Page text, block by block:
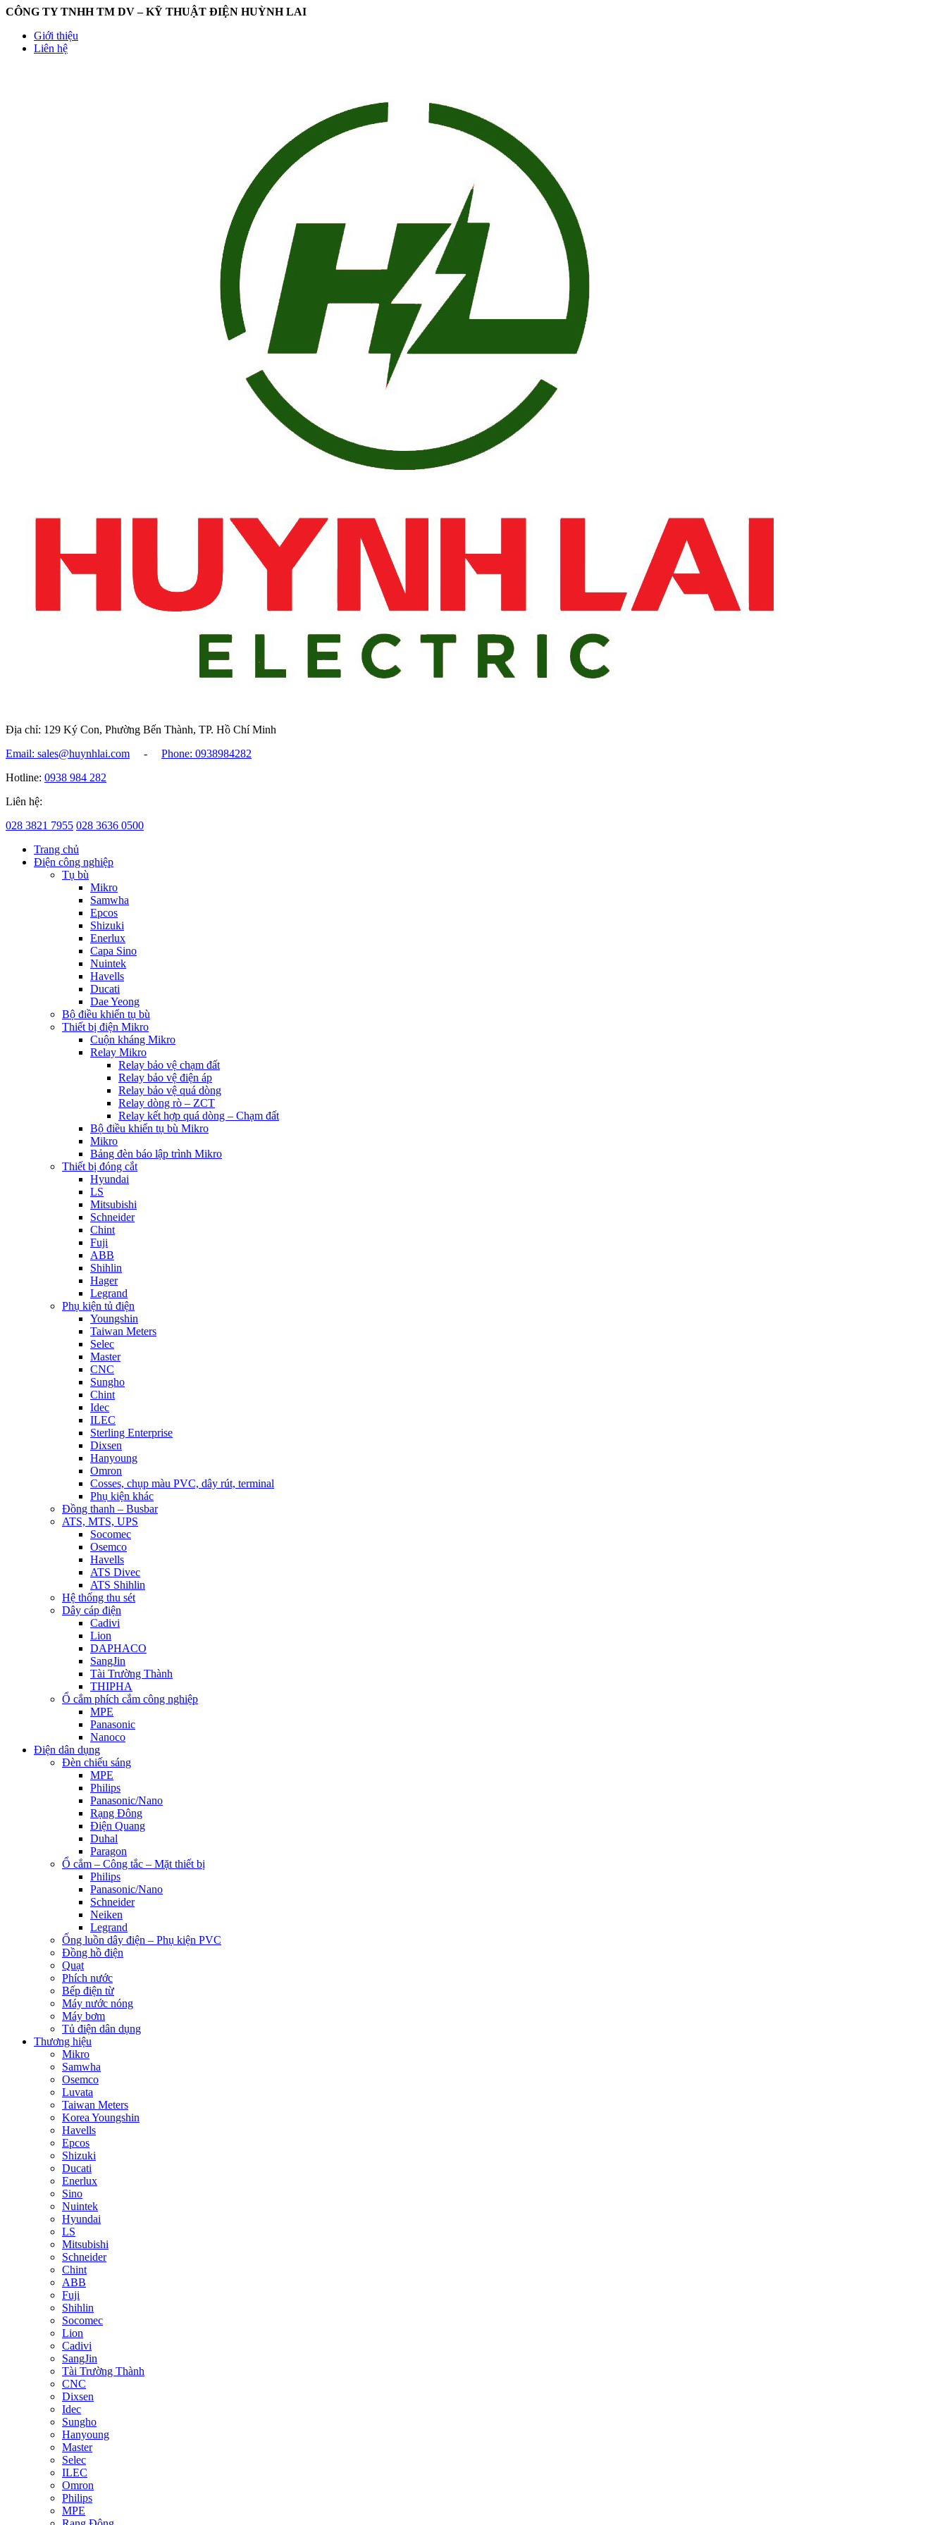
CÔNG TY TNHH TM DV – KỸ THUẬT ĐIỆN HUỲNH LAI
Giới thiệu
Liên hệ
Địa chỉ: 129 Ký Con, Phường Bến Thành, TP. Hồ Chí Minh
Email: sales@huynhlai.com
-
Phone: 0938984282
Hotline: 0938 984 282
Liên hệ:
028 3821 7955 028 3636 0500
Trang chủ
Điện công nghiệp
Tụ bù
Mikro
Samwha
Epcos
Shizuki
Enerlux
Capa Sino
Nuintek
Havells
Ducati
Dae Yeong
Bộ điều khiển tụ bù
Thiết bị điện Mikro
Cuộn kháng Mikro
Relay Mikro
Relay bảo vệ chạm đất
Relay bảo vệ điện áp
Relay bảo vệ quá dòng
Relay dòng rò – ZCT
Relay kết hợp quá dòng – Chạm đất
Bộ điều khiển tụ bù Mikro
Mikro
Bảng đèn báo lập trình Mikro
Thiết bị đóng cắt
Hyundai
LS
Mitsubishi
Schneider
Chint
Fuji
ABB
Shihlin
Hager
Legrand
Phụ kiện tủ điện
Youngshin
Taiwan Meters
Selec
Master
CNC
Sungho
Chint
Idec
ILEC
Sterling Enterprise
Dixsen
Hanyoung
Omron
Cosses, chụp màu PVC, dây rút, terminal
Phụ kiện khác
Đồng thanh – Busbar
ATS, MTS, UPS
Socomec
Osemco
Havells
ATS Divec
ATS Shihlin
Hệ thống thu sét
Dây cáp điện
Cadivi
Lion
DAPHACO
SangJin
Tài Trường Thành
THIPHA
Ổ cắm phích cắm công nghiệp
MPE
Panasonic
Nanoco
Điện dân dụng
Đèn chiếu sáng
MPE
Philips
Panasonic/Nano
Rạng Đông
Điện Quang
Duhal
Paragon
Ổ cắm – Công tắc – Mặt thiết bị
Philips
Panasonic/Nano
Schneider
Neiken
Legrand
Ống luồn dây điện – Phụ kiện PVC
Đồng hồ điện
Quạt
Phích nước
Bếp điện từ
Máy nước nóng
Máy bơm
Tủ điện dân dụng
Thương hiệu
Mikro
Samwha
Osemco
Luvata
Taiwan Meters
Korea Youngshin
Havells
Epcos
Shizuki
Ducati
Enerlux
Sino
Nuintek
Hyundai
LS
Mitsubishi
Schneider
Chint
ABB
Fuji
Shihlin
Socomec
Lion
Cadivi
SangJin
Tài Trường Thành
CNC
Dixsen
Idec
Sungho
Hanyoung
Master
Selec
ILEC
Omron
Philips
MPE